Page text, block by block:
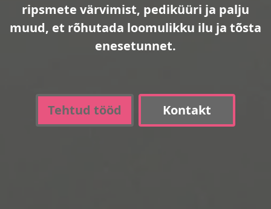
ripsmete värvimist, pediküüri ja palju
muud, et rõhutada loomulikku ilu ja tõsta
enesetunnet.
Tehtud tööd Kontakt